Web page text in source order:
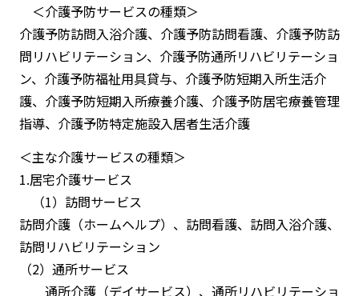
＜介護予防サービスの種類＞
介護予防訪問入浴介護、介護予防訪問看護、介護予防訪
問リハビリテーション、介護予防通所リハビリテーショ
ン、介護予防福祉用具貸与、介護予防短期入所生活介
護、介護予防短期入所療養介護、介護予防居宅療養管理
指導、介護予防特定施設入居者生活介護
＜主な介護サービスの種類＞
1.居宅介護サービス
（1）訪問サービス
訪問介護（ホームヘルプ）、訪問看護、訪問入浴介護、
訪問リハビリテーション
（2）通所サービス
通所介護（デイサービス）、通所リハビリテーショ